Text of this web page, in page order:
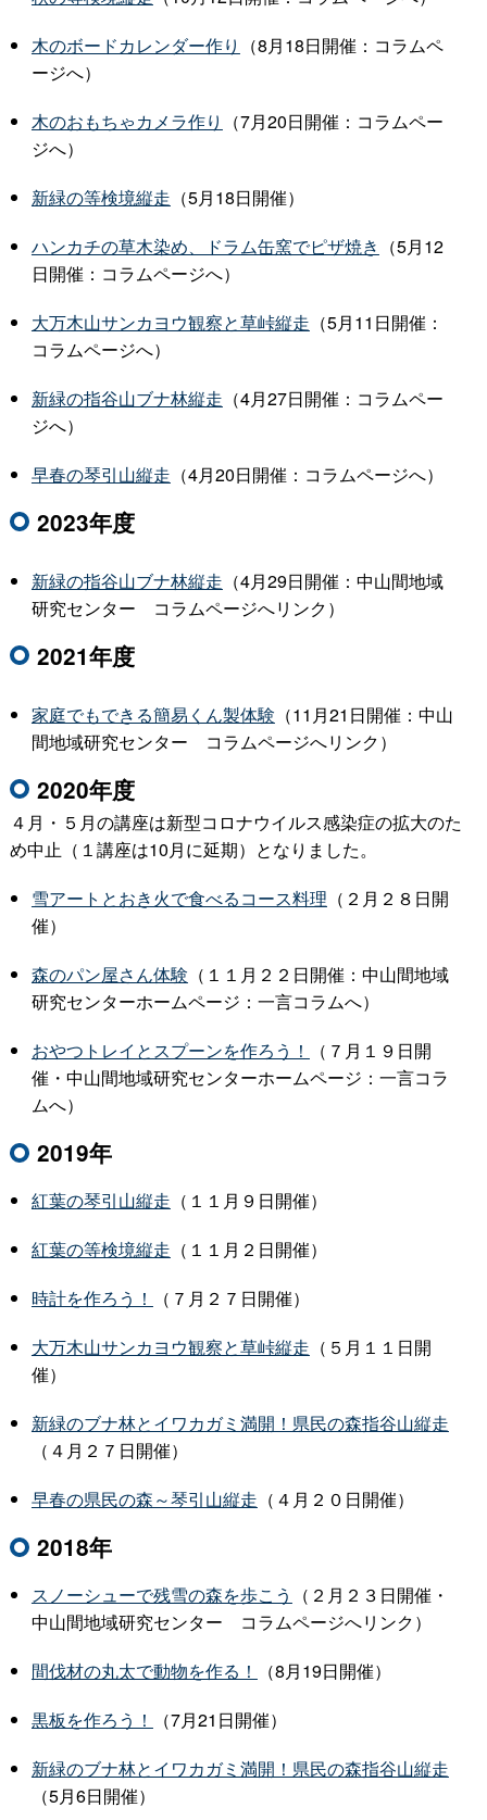
木のボードカレンダー作り
（8月18日開催：コラムペ
ージへ）
木のおもちゃカメラ作り
（7月20日開催：コラムペー
ジへ）
新緑の等検境縦走 （5月18日開催）
ハンカチの草木染め、ドラム缶窯でピザ焼き （5月12
日開催：コラムページへ）
大万木山サンカヨウ観察と草峠縦走 （5月11日開催：
コラムページへ）
新緑の指谷山ブナ林縦走 （4月27日開催：コラムペー
ジへ）
早春の琴引山縦走 （4月20日開催：コラムページへ）
2023年度
新緑の指谷山ブナ林縦走 （4月29日開催：中山間地域
研究センター コラムページへリンク）
2021年度
家庭でもできる簡易くん製体験 （11月21日開催：中山
間地域研究センター コラムページへリンク）
2020年度
４月・５月の講座は新型コロナウイルス感染症の拡大のた
め中止（１講座は10月に延期）となりました。
雪アートとおき火で食べるコース料理 （２月２８日開
催）
森のパン屋さん体験 （１１月２２日開催：中山間地域
研究センターホームページ：一言コラムへ）
おやつトレイとスプーンを作ろう！
（７月１９日開
催・中山間地域研究センターホームページ：一言コラ
ムへ）
2019年
紅葉の琴引山縦走 （１１月９日開催）
紅葉の等検境縦走 （１１月２日開催）
時計を作ろう！
（７月２７日開催）
大万木山サンカヨウ観察と草峠縦走 （５月１１日開
催）
新緑のブナ林とイワカガミ満開！県民の森指谷山縦走
（４月２７日開催）
早春の県民の森～琴引山縦走 （４月２０日開催）
2018年
スノーシューで残雪の森を歩こう
（２月２３日開催・
中山間地域研究センター コラムページへリンク）
間伐材の丸太で動物を作る！
（8月19日開催）
黒板を作ろう！
（7月21日開催）
新緑のブナ林とイワカガミ満開！県民の森指谷山縦走
（5月6日開催）